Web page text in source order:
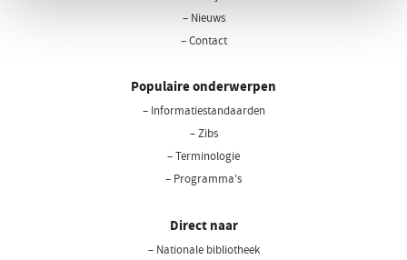
– Nieuws
– Contact
Populaire onderwerpen
– Informatiestandaarden
– Zibs
– Terminologie
– Programma's
Direct naar
– Nationale bibliotheek(opent